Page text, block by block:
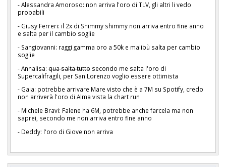
- Alessandra Amoroso: non arriva l'oro di TLV, gli altri li vedo
probabili
- Giusy Ferreri: il 2x di Shimmy shimmy non arriva entro fine anno
e salta per il cambio soglie
- Sangiovanni: raggi gamma oro a 50k e malibù salta per cambio
soglie
- Annalisa: qua salta tutto secondo me salta l'oro di
Supercalifragili, per San Lorenzo voglio essere ottimista
- Gaia: potrebbe arrivare Mare visto che è a 7M su Spotify, credo
non arriverà l'oro di Alma vista la chart run
- Michele Bravi: Falene ha 6M, potrebbe anche farcela ma non
saprei, secondo me non arriva entro fine anno
- Deddy: l'oro di Giove non arriva